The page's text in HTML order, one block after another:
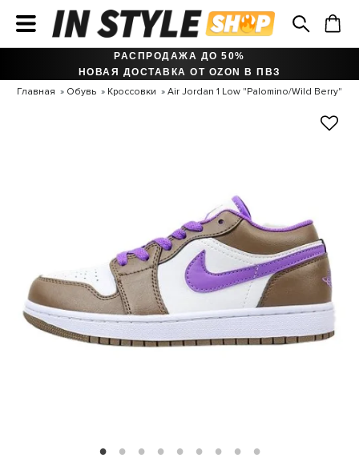
РАСПРОДАЖА ДО 50%
НОВАЯ ДОСТАВКА ОТ OZON В ПВЗ
Главная Обувь Кроссовки Air Jordan 1 Low "Palomino/Wild Berry"